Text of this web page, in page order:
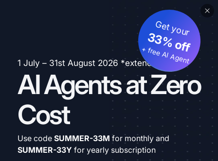
1 July – 31st August 2026 *extended
AI Agents at Zero
Cost
Get your
33% off
+ free AI Agent
Use code SUMMER-33M for monthly and
SUMMER-33Y for yearly subscription